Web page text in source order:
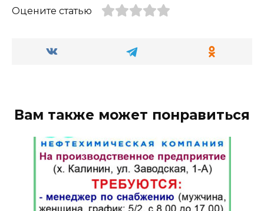
Оцените статью
Вам также может понравиться